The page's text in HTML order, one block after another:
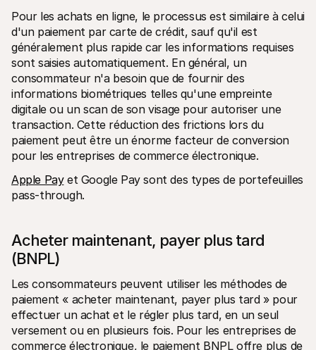
Pour les achats en ligne, le processus est similaire à celui
d'un paiement par carte de crédit, sauf qu'il est
généralement plus rapide car les informations requises
sont saisies automatiquement. En général, un
consommateur n'a besoin que de fournir des
informations biométriques telles qu'une empreinte
digitale ou un scan de son visage pour autoriser une
transaction. Cette réduction des frictions lors du
paiement peut être un énorme facteur de conversion
pour les entreprises de commerce électronique.
Apple Pay et Google Pay sont des types de portefeuilles
pass-through.
Acheter maintenant, payer plus tard
(BNPL)
Les consommateurs peuvent utiliser les méthodes de
paiement « acheter maintenant, payer plus tard » pour
effectuer un achat et le régler plus tard, en un seul
versement ou en plusieurs fois. Pour les entreprises de
commerce électronique, le paiement BNPL offre plus de